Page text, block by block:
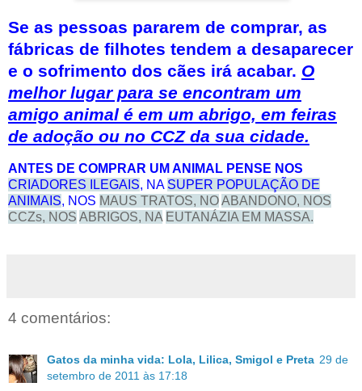
Se as pessoas pararem de comprar, as
fábricas de filhotes tendem a desaparecer
e o sofrimento dos cães irá acabar. O
melhor lugar para se encontram um
amigo animal é em um abrigo, em feiras
de adoção ou no CCZ da sua cidade.
ANTES DE COMPRAR UM ANIMAL PENSE NOS
CRIADORES ILEGAIS, NA SUPER POPULAÇÃO DE
ANIMAIS, NOS MAUS TRATOS, NOABANDONO, NOS
CCZs, NOS ABRIGOS, NA EUTANÁZIA EM MASSA.
4 comentários:
Gatos da minha vida: Lola, Lilica, Smigol e Preta 29 de
setembro de 2011 às 17:18